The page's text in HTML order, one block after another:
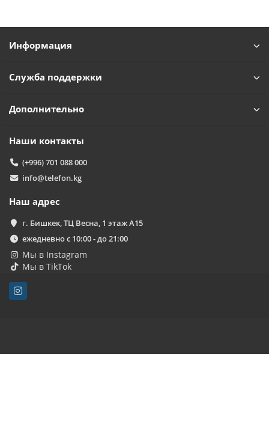
Информация
Служба поддержки
Дополнительно
Наши контакты
(+996) 701 088 000
info@telefon.kg
Наш адрес
г. Бишкек, ТЦ Весна, 1 этаж А15
ежедневно с 10:00 - до 21:00
Мы в Instagram
Мы в TikTok